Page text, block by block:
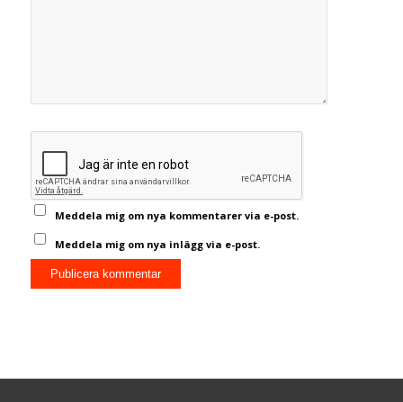
Meddela mig om nya kommentarer via e-post.
Meddela mig om nya inlägg via e-post.